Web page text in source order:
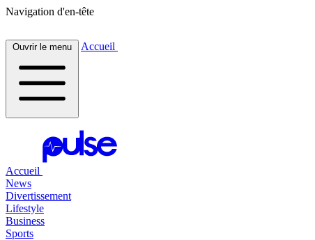
Navigation d'en-tête
Ouvrir le menu Accueil
Accueil
News
Divertissement
Lifestyle
Business
Sports